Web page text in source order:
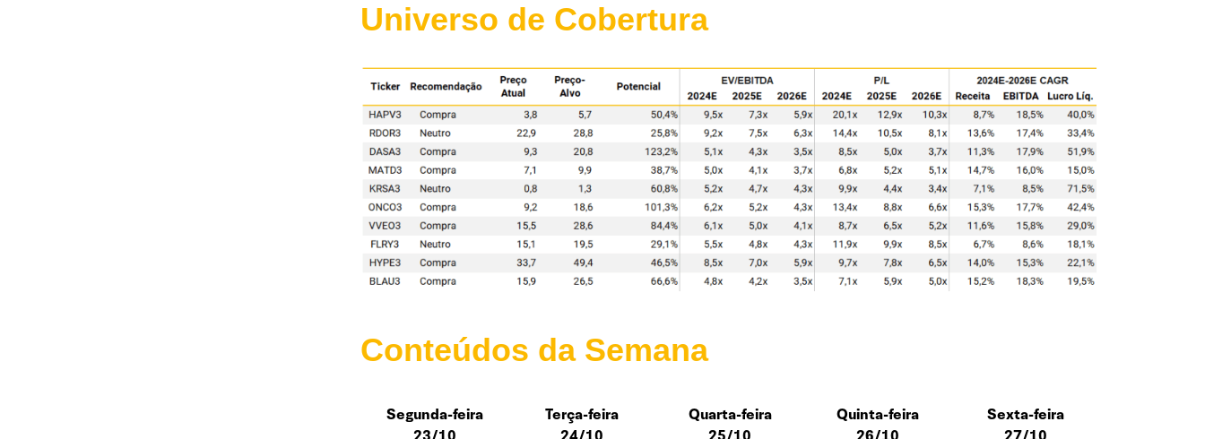
Universo de Cobertura
Conteúdos da Semana
Segunda-feira
Terça-feira
Quarta-feira
Quinta-feira
Sexta-feira